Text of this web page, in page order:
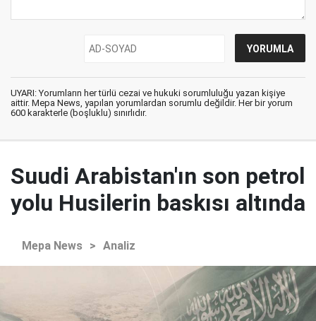
UYARI: Yorumların her türlü cezai ve hukuki sorumluluğu yazan kişiye
aittir. Mepa News, yapılan yorumlardan sorumlu değildir. Her bir yorum
600 karakterle (boşluklu) sınırlıdır.
Suudi Arabistan'ın son petrol
yolu Husilerin baskısı altında
Mepa News > Analiz